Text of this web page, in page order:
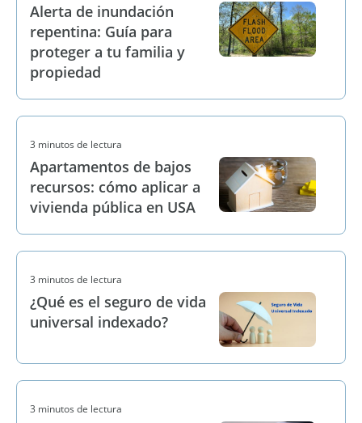
Alerta de inundación
repentina: Guía para
proteger a tu familia y
propiedad
3 minutos de lectura
Apartamentos de bajos
recursos: cómo aplicar a
vivienda pública en USA
3 minutos de lectura
¿Qué es el seguro de vida
universal indexado?
3 minutos de lectura